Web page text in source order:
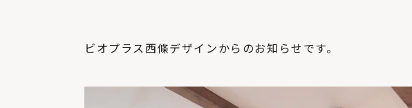
ビオプラス西條デザインからのお知らせです。